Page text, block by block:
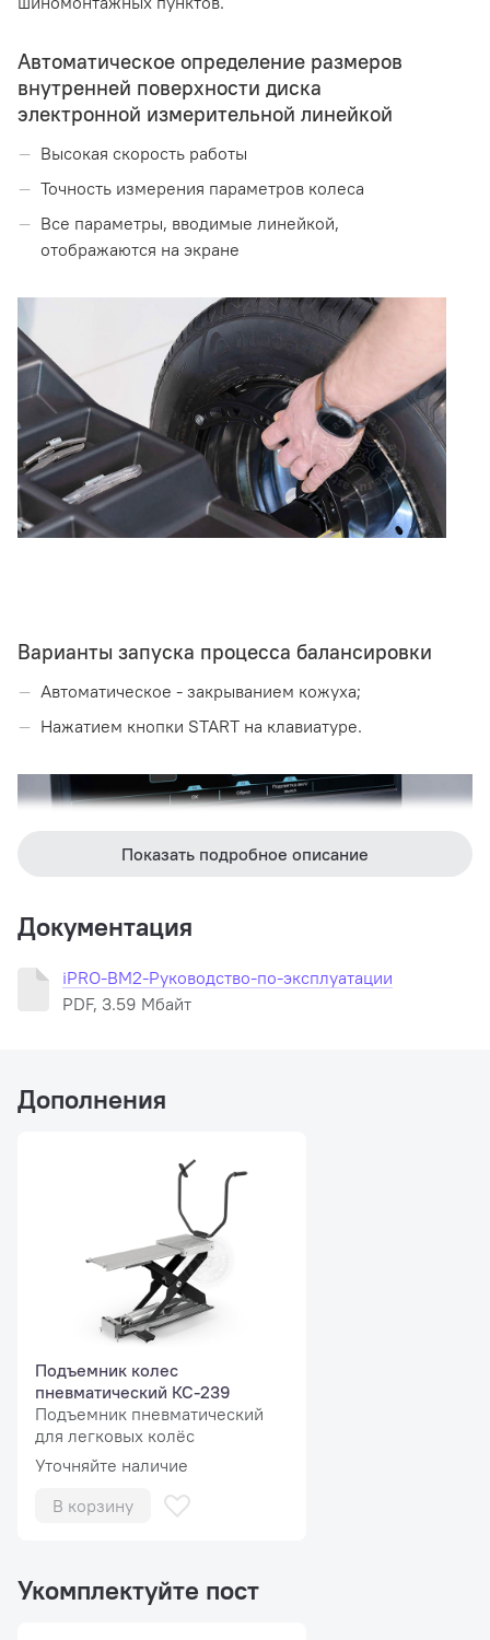
Автоматическое определение размеров
внутренней поверхности диска
электронной измерительной линейкой
Высокая скорость работы
Точность измерения параметров колеса
Все параметры, вводимые линейкой,
отображаются на экране
Варианты запуска процесса балансировки
Автоматическое - закрыванием кожуха;
Нажатием кнопки START на клавиатуре.
Контроль геометрии диска
возникновению неуравновешенных центробежных
сил с разными векторами, что создает вибрацию
Измерение геометрии осуществляется при помощи
датчика, установленного на электронной линейке.
Показать подробное описание
Документация
iPRO-BM2-Руководство-по-эксплуатации
PDF, 3.59 Мбайт
Дополнения
Подъемник колес
пневматический КС-239
Подъемник пневматический
для легковых колёс
Уточняйте наличие
В корзину
Укомплектуйте пост